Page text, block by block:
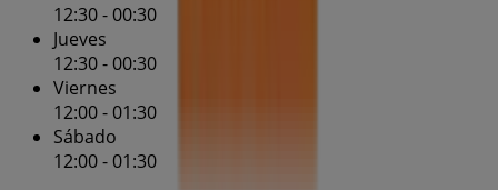
12:30 - 00:30
Jueves
12:30 - 00:30
Viernes
12:00 - 01:30
Sábado
12:00 - 01:30